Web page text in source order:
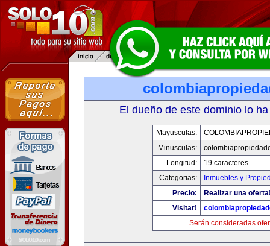
El dueño de este dominio lo
Mayusculas:
Minusculas:
Longitud:
19 caracteres
Categorias:
Inmuebles y
Precio:
Realizar una
Visitar!
Serán consideradas